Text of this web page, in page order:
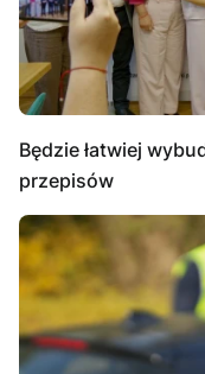
Będzie łatwiej
przepisów